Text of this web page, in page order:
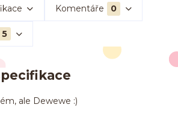
Komentáře 0
5
ale Dewewe :)